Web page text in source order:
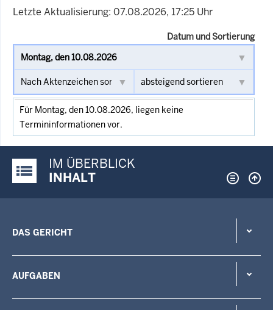
Letzte Aktualisierung: 07.08.2026, 17:25 Uhr
Datum und Sortierung
Für Montag, den 10.08.2026, liegen keine
Termininformationen vor.
Justiz-Portal im Überblick:
IM ÜBERBLICK
INHALT
DAS GERICHT
AUFGABEN